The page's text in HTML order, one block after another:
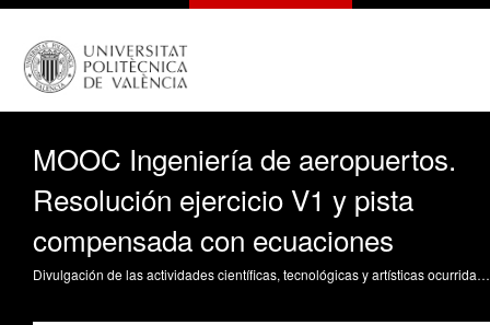
MOOC Ingeniería de aeropuertos.
Resolución ejercicio V1 y pista
compensada con ecuaciones
Divulgación de las actividades científicas, tecnológicas y artísticas ocurridas en los tres campus de la UPV